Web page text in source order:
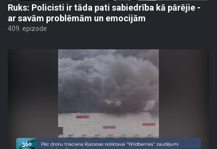
Ruks: Policisti ir tāda pati sabiedrība kā pārējie -
ar savām problēmām un emocijām
409. epizode